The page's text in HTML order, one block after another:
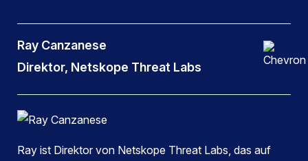
Ray Canzanese
Direktor, Netskope Threat Labs
Ray ist Direktor von Netskope Threat Labs, das auf